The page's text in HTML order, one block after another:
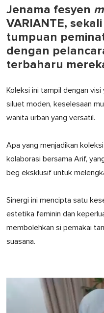
Jenama fesyen
VARIANTE,
tumpuan
dengan
terbaharu
Koleksi ini tampil dengan
siluet moden, keselesaan
wanita urban yang versatil.
Apa yang menjadikan
kolaborasi bersama Arif,
beg eksklusif untuk
Sinergi ini mencipta satu
estetika feminin dan
membolehkan si pemakai
suasana.